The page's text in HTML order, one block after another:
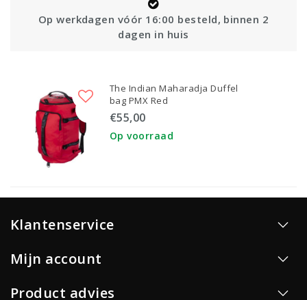
werkdagen vóór 16:00 besteld, binnen 2
dagen in huis
The Indian Maharadja Duffel
bag PMX Red
€55,00
Op voorraad
Klantenservice
Mijn account
Product advies